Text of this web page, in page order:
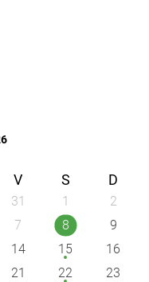
V S D
31 1
2
7 8
9
14 15
16
21 22 23